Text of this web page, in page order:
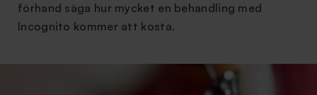
förhand säga hur mycket en behandling med
Incognito kommer att kosta.